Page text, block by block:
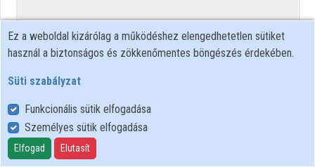
Ez a weboldal kizárólag a működéshez elengedhetetlen sütiket
használ a biztonságos és zökkenőmentes böngészés érdekében.
Süti szabályzat
Funkcionális sütik elfogadása
Személyes sütik elfogadása
Elfogad Elutasít